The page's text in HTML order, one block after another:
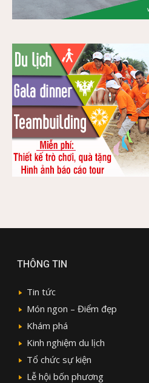
THÔNG TIN
Tin tức
Món ngon – Điểm đẹp
Khám phá
Kinh nghiệm du lịch
Tổ chức sự kiện
Lễ hội bốn phương